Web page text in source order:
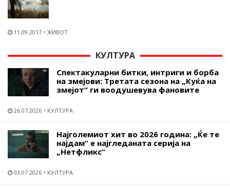
11.09.2017 ЖИВОТ
КУЛТУРА
Спектакуларни битки, интриги и борба
на змејови: Третата сезона на „Куќа на
змејот“ ги воодушевува фановите
26.07.2026 КУЛТУРА
Најголемиот хит во 2026 година: „Ќе те
најдам“ е најгледаната серија на
„Нетфликс“
03.07.2026 КУЛТУРА